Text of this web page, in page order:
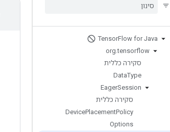
TensorFlow for Java
org.tensorflow
סקירה כללית
DataType
EagerSession
סקירה כללית
DevicePlacementPolicy
Options